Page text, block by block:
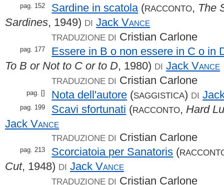
pag. 152 Sardine in scatola (RACCONTO, The
Sardines, 1949) DI Jack Vance
TRADUZIONE DI Cristian Carlone
pag. 177
Essere in B o non essere in C o in
To B or Not to C or to D, 1980) DI Jack Vance
TRADUZIONE DI Cristian Carlone
pag. [] Nota dell'autore (SAGGISTICA) DI
pag. 199 Scavi sfortunati (RACCONTO, Hard
Jack Vance
TRADUZIONE DI Cristian Carlone
pag. 213 Scorciatoia per Sanatoris (
Cut, 1948) DI Jack Vance
TRADUZIONE DI Cristian Carlone